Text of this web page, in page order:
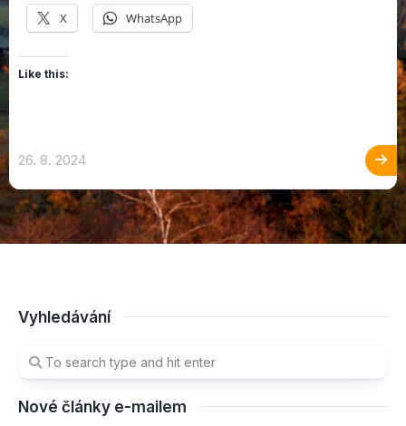
X WhatsApp
Like this:
26. 8. 2024
Vyhledávání
Nové články e-mailem